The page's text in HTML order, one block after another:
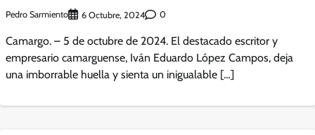
Pedro Sarmiento 6 Octubre, 2024 0
Camargo. – 5 de octubre de 2024. El destacado escritor y
empresario camarguense, Iván Eduardo López Campos, deja
una imborrable huella y sienta un inigualable […]